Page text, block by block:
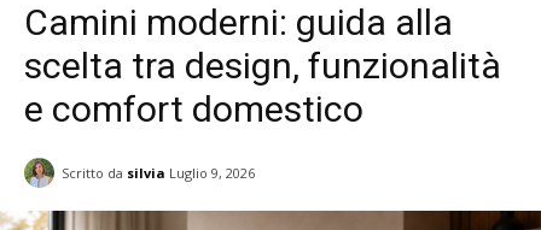
Camini moderni: guida alla
scelta tra design, funzionalità
e comfort domestico
Scritto da silvia Luglio 9, 2026